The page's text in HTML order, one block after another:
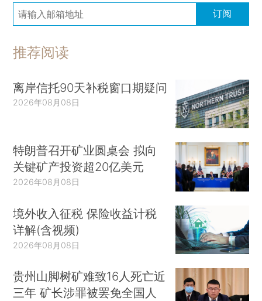
订阅
推荐阅读
离岸信托90天补税窗口期疑问
2026年08月08日
特朗普召开矿业圆桌会 拟向
关键矿产投资超20亿美元
2026年08月08日
境外收入征税 保险收益计税
详解(含视频)
2026年08月08日
贵州山脚树矿难致16人死亡近
三年 矿长涉罪被罢免全国人